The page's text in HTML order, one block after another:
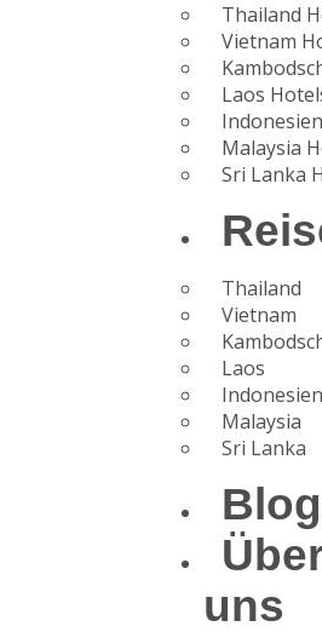
Thailand
Vietnam
Laos
Malaysia
Sri Lanka
Thailand
Vietnam
Laos
Malaysia
Sri Lanka
Blog
uns